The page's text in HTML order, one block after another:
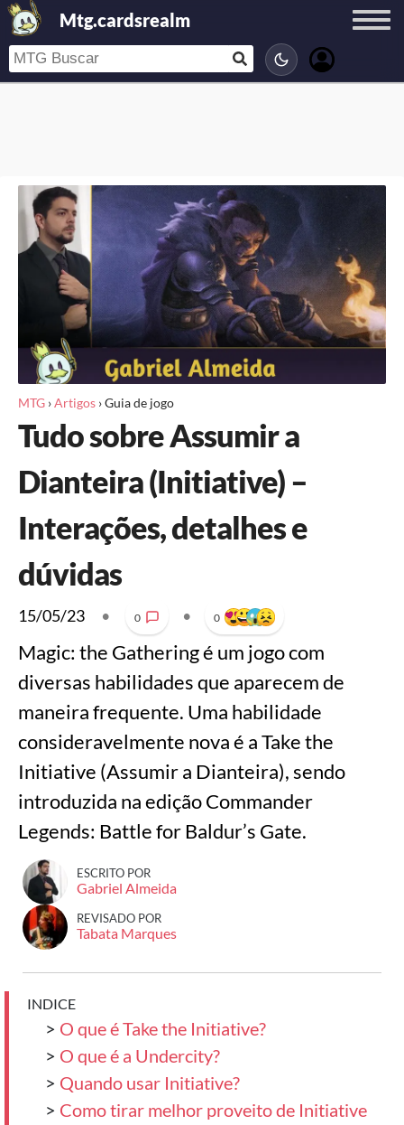
Mtg.cardsrealm
MTG ›Artigos ›Guia de jogo
Tudo sobre Assumir a
Dianteira (Initiative) –
Interações, detalhes e
dúvidas
15/05/23 • 0 • 0
Magic: the Gathering é um jogo com
diversas habilidades que aparecem de
maneira frequente. Uma habilidade
consideravelmente nova é a Take the
Initiative (Assumir a Dianteira), sendo
introduzida na edição Commander
Legends: Battle for Baldur’s Gate.
ESCRITO POR
Gabriel Almeida
REVISADO POR
Tabata Marques
INDICE
> O que é Take the Initiative?
> O que é a Undercity?
> Quando usar Initiative?
> Como tirar melhor proveito de Initiative